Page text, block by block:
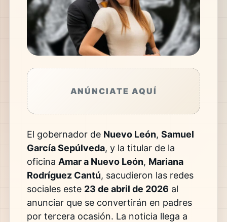
ANÚNCIATE AQUÍ
El gobernador de Nuevo León, Samuel
García Sepúlveda, y la titular de la
oficina Amar a Nuevo León, Mariana
Rodríguez Cantú, sacudieron las redes
sociales este 23 de abril de 2026 al
anunciar que se convertirán en padres
por tercera ocasión. La noticia llega a